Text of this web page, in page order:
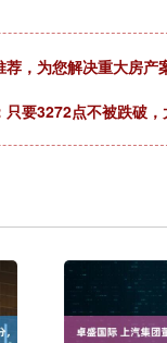
，为您解决重大房产
要3272点不被跌破